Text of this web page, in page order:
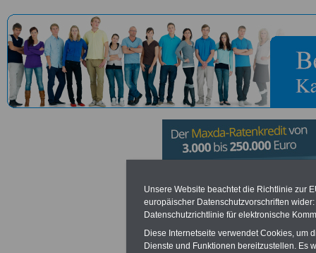
Koblenz
Unsere Website beachtet die Richtlinie zur
europäischer Datenschutzvorschriften
Datenschutzrichtlinie für elektronische
Diese Internetseite verwendet Cookies, um
Dienste und Funktionen bereitzustellen. Es